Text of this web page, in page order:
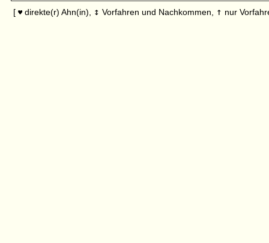
[ ♥ direkte(r) Ahn(in), ↕ Vorfahren und Nachkommen, ↑ nur